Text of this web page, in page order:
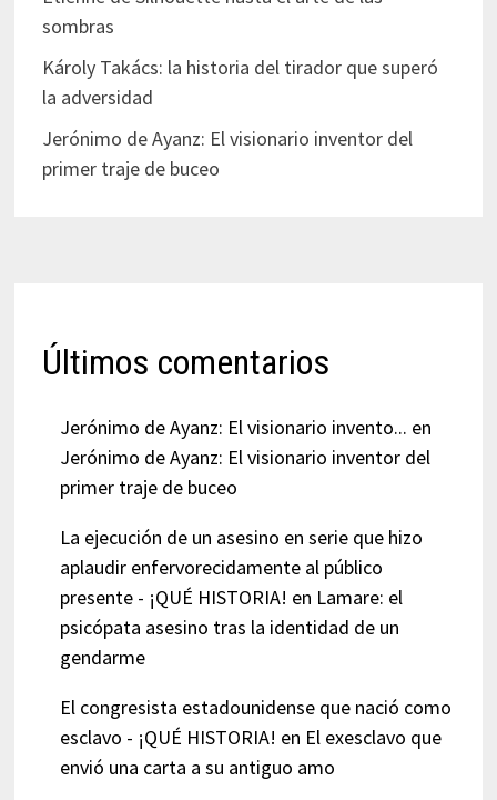
sombras
Károly Takács: la historia del tirador que superó
la adversidad
Jerónimo de Ayanz: El visionario inventor del
primer traje de buceo
Últimos comentarios
Jerónimo de Ayanz: El visionario invento... en
Jerónimo de Ayanz: El visionario inventor del
primer traje de buceo
La ejecución de un asesino en serie que hizo
aplaudir enfervorecidamente al público
presente - ¡QUÉ HISTORIA! en Lamare: el
psicópata asesino tras la identidad de un
gendarme
El congresista estadounidense que nació como
esclavo - ¡QUÉ HISTORIA! en El exesclavo que
envió una carta a su antiguo amo